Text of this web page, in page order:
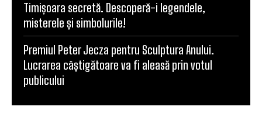
Timișoara secretă. Descoperă-i legendele,
misterele și simbolurile!
Premiul Peter Jecza pentru Sculptura Anului.
Lucrarea câștigătoare va fi aleasă prin votul
publicului